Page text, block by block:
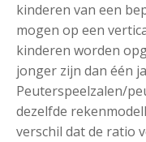
kinderen van een
mogen op een
kinderen worden
jonger zijn dan één
Peuterspeelzalen/
dezelfde
verschil dat de ratio